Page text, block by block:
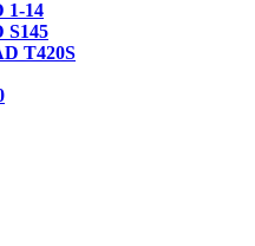
1-14
T420S